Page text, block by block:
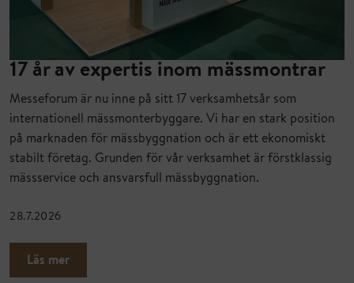
17 år av expertis inom mässmontrar
Messeforum är nu inne på sitt 17 verksamhetsår som
internationell mässmonterbyggare. Vi har en stark position
på marknaden för mässbyggnation och är ett ekonomiskt
stabilt företag. Grunden för vår verksamhet är förstklassig
mässservice och ansvarsfull mässbyggnation.
28.7.2026
Läs mer